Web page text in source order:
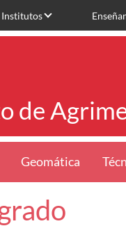
Institutos
de
Geomática